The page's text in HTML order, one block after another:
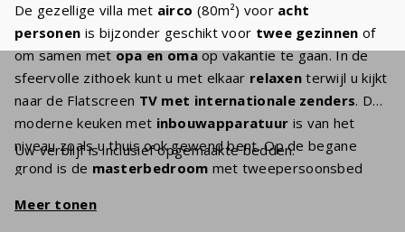
De gezellige villa met airco (80m²) voor acht
personen is bijzonder geschikt voor twee gezinnen of
om samen metopa en omaop vakantie te gaan. In de
sfeervolle zithoek kunt u met elkaar relaxen terwijl u kijkt
naar de Flatscreen TV met internationale zenders. De
moderne keuken met inbouwapparatuur is van het
niveau zoals u thuis ook gewend bent. Op de begane
grond is de masterbedroom met tweepersoonsbed
opa en oma meegaan. Daarnaast een
Uw verblijf is inclusief opgemaakte bedden.
Meer tonen